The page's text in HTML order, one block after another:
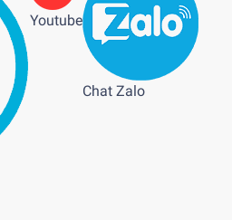
Youtube
Chat Zalo